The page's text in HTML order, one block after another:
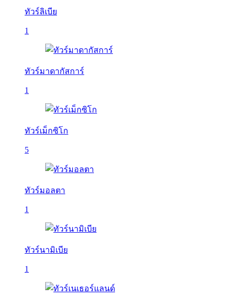
ทัวร์ลิเบีย
1
ทัวร์มาดากัสการ์
1
ทัวร์เม็กซิโก
5
ทัวร์มอลตา
1
ทัวร์นามิเบีย
1